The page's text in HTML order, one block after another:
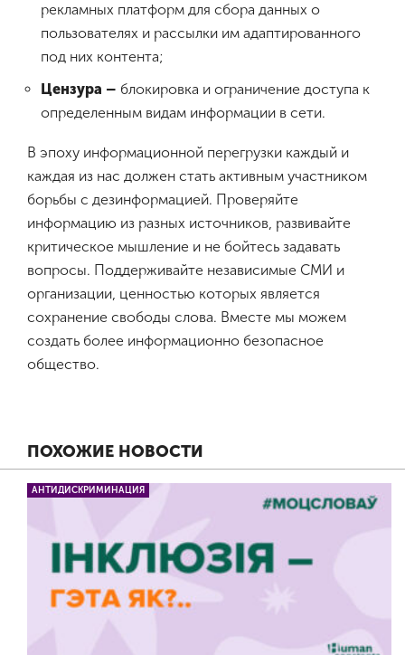
рекламных платформ для сбора данных о
пользователях и рассылки им адаптированного
под них контента;
Цензура – блокировка и ограничение доступа к
определенным видам информации в сети.
В эпоху информационной перегрузки каждый и
каждая из нас должен стать активным участником
борьбы с дезинформацией. Проверяйте
информацию из разных источников, развивайте
критическое мышление и не бойтесь задавать
вопросы. Поддерживайте независимые СМИ и
организации, ценностью которых является
сохранение свободы слова. Вместе мы можем
создать более информационно безопасное
общество.
ПОХОЖИЕ НОВОСТИ
АНТИДИСКРИМИНАЦИЯ